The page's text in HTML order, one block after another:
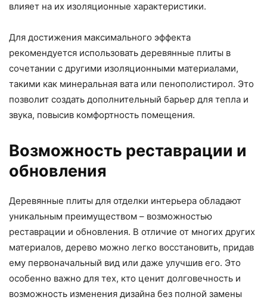
влияет на их изоляционные характеристики.
Для достижения максимального эффекта
рекомендуется использовать деревянные плиты в
сочетании с другими изоляционными материалами,
такими как минеральная вата или пенополистирол. Это
позволит создать дополнительный барьер для тепла и
звука, повысив комфортность помещения.
Возможность реставрации и
обновления
Деревянные плиты для отделки интерьера обладают
уникальным преимуществом – возможностью
реставрации и обновления. В отличие от многих других
материалов, дерево можно легко восстановить, придав
ему первоначальный вид или даже улучшив его. Это
особенно важно для тех, кто ценит долговечность и
возможность изменения дизайна без полной замены